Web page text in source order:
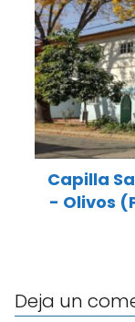
Capilla
- Olivos
Deja un